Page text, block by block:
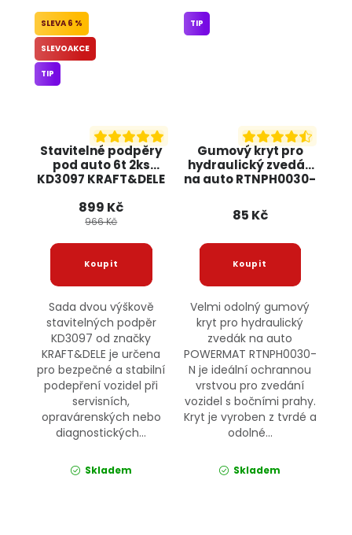
Stavitelné podpěry
pod auto 6t 2ks
KD3097 KRAFT&DELE
6 %
SLEVOAKCE
TIP
899 Kč
966 Kč
Sada dvou výškově
stavitelných podpěr
KD3097 od značky
KRAFT&DELE je určena
pro bezpečné a stabilní
podepření vozidel při
servisních,
opravárenských nebo
diagnostických...
Skladem
Gumový kryt pro
hydraulický zvedák
na auto RTNPH0030-
TIP
85 Kč
Velmi odolný gumový
kryt pro hydraulický
zvedák na auto
POWERMAT RTNPH0030-
N je ideální ochrannou
vrstvou pro zvedání
vozidel s bočními prahy.
Kryt je vyroben z tvrdé a
odolné...
Skladem